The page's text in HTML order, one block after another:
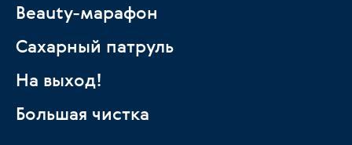
Beauty-марафон
Сахарный патруль
На выход!
Большая чистка